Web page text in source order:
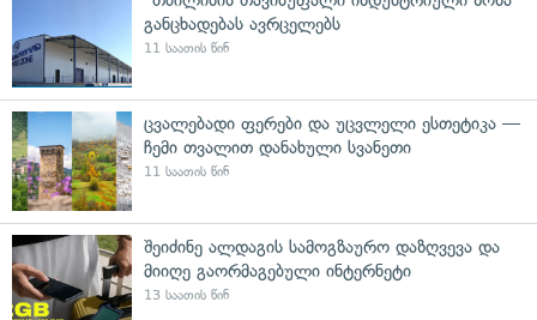
განცხადებას ავრცელებს
11 საათის წინ
ცვალებადი ფერები და უცვლელი ესთეტიკა —
ჩემი თვალით დანახული სვანეთი
11 საათის წინ
შეიძინე ალდაგის სამოგზაურო დაზღვევა და
მიიღე გაორმაგებული ინტერნეტი
13 საათის წინ